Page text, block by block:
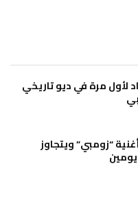
لأول مرة في ديو تاريخي
“زومبي” ويتجاوز